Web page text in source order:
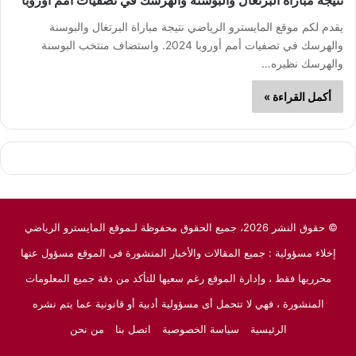
يقدم لكم موقع المايسترو الرياضي نتيجة مباراة البرتغال والبوسنة
والهرسك في تصفيات أمم أوروبا 2024. واستضاف منتخب البوسنة
والهرسك نظيره…
أكمل القراءة »
© حقوق النشر 2026، جميع الحقوق محفوظة لـموقع المايسترو الرياضي
إخلاء مسؤولية : جميع المقالات والأخبار المنشورة فى الموقع مسؤول عنها
محرريها فقط ، وإدارة الموقع رغم سعيها للتأكد من دقة جميع المعلومات
المنشورة ، فهي لا تتحمل أى مسؤولية أدبية أو قانونية عما يتم نشره
الرئيسية
سياسة الخصوصية اتصل بنا من نحن